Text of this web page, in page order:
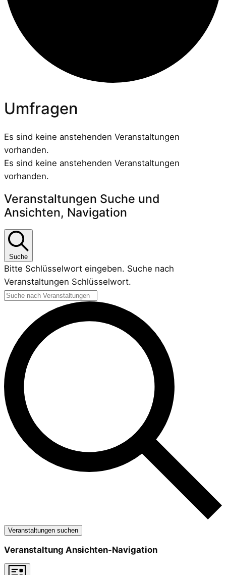
Umfragen
Es sind keine anstehenden Veranstaltungen
vorhanden.
Es sind keine anstehenden Veranstaltungen
vorhanden.
Veranstaltungen Suche und
Ansichten, Navigation
Suche
Bitte Schlüsselwort eingeben. Suche nach
Veranstaltungen Schlüsselwort.
Veranstaltungen suchen
Veranstaltung Ansichten-Navigation